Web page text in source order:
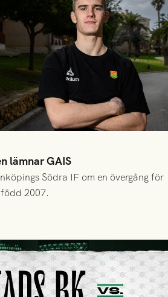
lämnar GAIS
Södra IF om en övergång för
2007.